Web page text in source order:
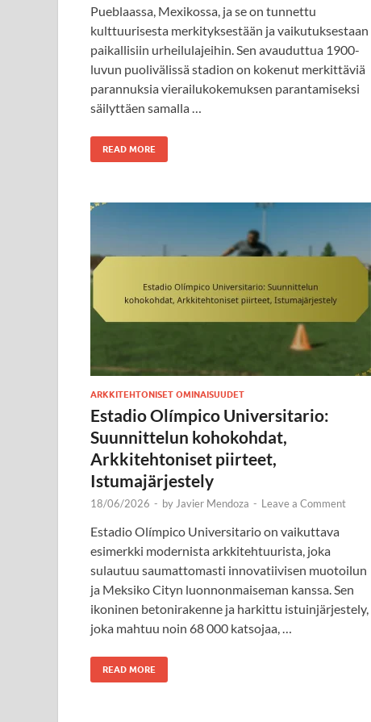
Pueblaassa, Mexikossa, ja se on tunnettu
kulttuurisesta merkityksestään ja vaikutuksestaan
paikallisiin urheilulajeihin. Sen avauduttua 1900-
luvun puolivälissä stadion on kokenut merkittäviä
parannuksia vierailukokemuksen parantamiseksi
säilyttäen samalla …
READ MORE
ARKKITEHTONISET OMINAISUUDET
Estadio Olímpico Universitario:
Suunnittelun kohokohdat,
Arkkitehtoniset piirteet,
Istumajärjestely
18/06/2026 - by Javier Mendoza - Leave a Comment
Estadio Olímpico Universitario on vaikuttava
esimerkki modernista arkkitehtuurista, joka
sulautuu saumattomasti innovatiivisen muotoilun
ja Meksiko Cityn luonnonmaiseman kanssa. Sen
ikoninen betonirakenne ja harkittu istuinjärjestely,
joka mahtuu noin 68 000 katsojaa, …
READ MORE